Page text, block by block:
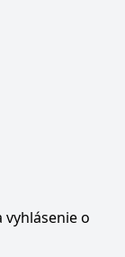
vyhlásenie o